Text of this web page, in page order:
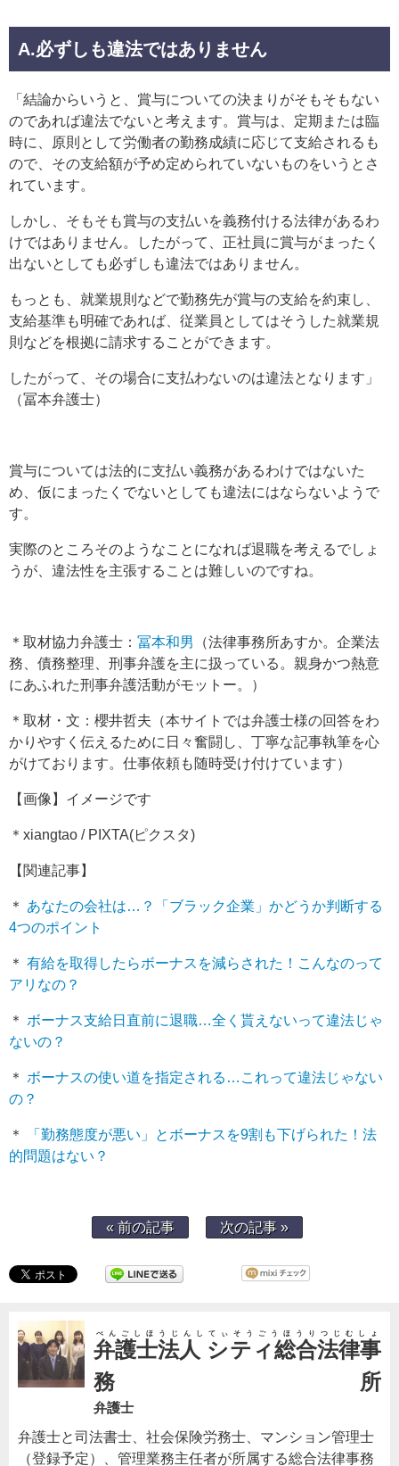
A.必ずしも違法ではありません
「結論からいうと、賞与についての決まりがそもそもない
のであれば違法でないと考えます。賞与は、定期または臨
時に、原則として労働者の勤務成績に応じて支給されるも
ので、その支給額が予め定められていないものをいうとさ
れています。
しかし、そもそも賞与の支払いを義務付ける法律があるわ
けではありません。したがって、正社員に賞与がまったく
出ないとしても必ずしも違法ではありません。
もっとも、就業規則などで勤務先が賞与の支給を約束し、
支給基準も明確であれば、従業員としてはそうした就業規
則などを根拠に請求することができます。
したがって、その場合に支払わないのは違法となります」
（冨本弁護士）
賞与については法的に支払い義務があるわけではないた
め、仮にまったくでないとしても違法にはならないようで
す。
実際のところそのようなことになれば退職を考えるでしょ
うが、違法性を主張することは難しいのですね。
＊取材協力弁護士： 冨本和男
（法律事務所あすか。企業法
務、債務整理、刑事弁護を主に扱っている。親身かつ熱意
にあふれた刑事弁護活動がモットー。）
＊取材・文：櫻井哲夫（本サイトでは弁護士様の回答をわ
かりやすく伝えるために日々奮闘し、丁寧な記事執筆を心
がけております。仕事依頼も随時受け付けています）
【画像】イメージです
＊xiangtao / PIXTA(ピクスタ)
【関連記事】
＊ あなたの会社は…？「ブラック企業」かどうか判断する
4つのポイント
＊ 有給を取得したらボーナスを減らされた！こんなのって
アリなの？
＊ ボーナス支給日直前に退職…全く貰えないって違法じゃ
ないの？
＊ ボーナスの使い道を指定される…これって違法じゃない
の？
＊
「勤務態度が悪い」とボーナスを9割も下げられた！法
的問題はない？
« 前の記事 次の記事 »
弁護士法人 シティ総合法律事
務所
べんごしほうじんしてぃそうごうほうりつじむしょ
弁護士
弁護士と司法書士、社会保険労務士、マンション管理士
（登録予定）、管理業務主任者が所属する総合法律事務